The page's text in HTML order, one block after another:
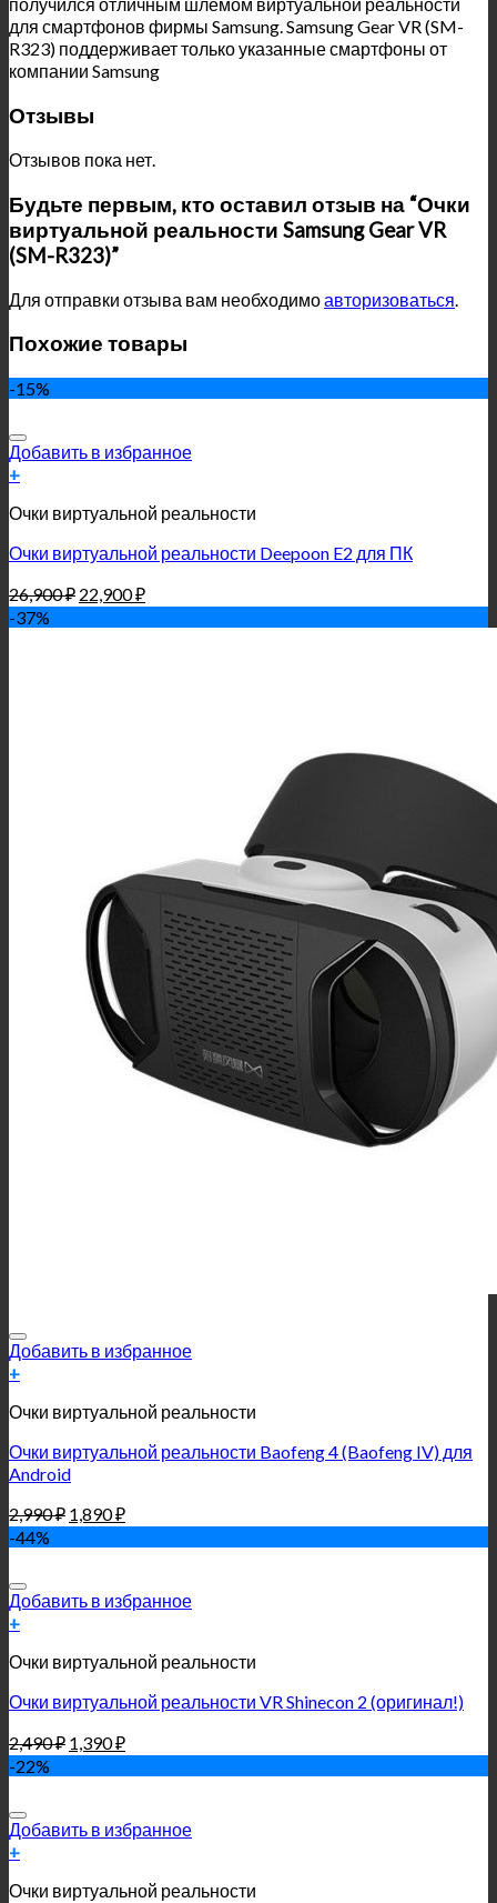
для смартфонов фирмы Samsung. Samsung Gear VR (SM-
R323) поддерживает только указанные смартфоны от
компании Samsung
Отзывы
Отзывов пока нет.
Будьте первым, кто оставил отзыв на “Очки
виртуальной реальности Samsung Gear VR
(SM-R323)”
Для отправки отзыва вам необходимоавторизоваться
Похожие товары
-15%
Добавить в избранное
+
Очки виртуальной реальности
Очки виртуальной реальности Deepoon E2 для ПК
26,900₽ 22,900₽
-37%
Добавить в избранное
+
Очки виртуальной реальности
Очки виртуальной реальности Baofeng 4 (Baofeng IV) для
Android
2,990₽ 1,890₽
-44%
Добавить в избранное
+
Очки виртуальной реальности
Очки виртуальной реальности VR Shinecon 2 (оригинал!)
2,490₽ 1,390₽
-22%
Добавить в избранное
+
Очки виртуальной реальности